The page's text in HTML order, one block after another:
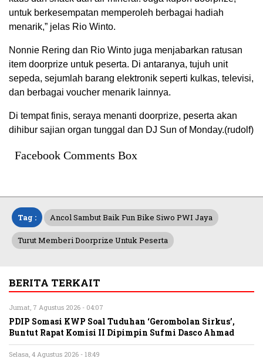
untuk berkesempatan memperoleh berbagai hadiah
menarik,” jelas Rio Winto.
Nonnie Rering dan Rio Winto juga menjabarkan ratusan
item doorprize untuk peserta. Di antaranya, tujuh unit
sepeda, sejumlah barang elektronik seperti kulkas, televisi,
dan berbagai voucher menarik lainnya.
Di tempat finis, seraya menanti doorprize, peserta akan
dihibur sajian organ tunggal dan DJ Sun of Monday.(rudolf)
Facebook Comments Box
Tag : Ancol Sambut Baik Fun Bike Siwo PWI Jaya
Turut Memberi Doorprize Untuk Peserta
BERITA TERKAIT
Jumat, 7 Agustus 2026 - 04:07
PDIP Somasi KWP Soal Tuduhan ‘Gerombolan Sirkus’,
Buntut Rapat Komisi II Dipimpin Sufmi Dasco Ahmad
Selasa, 4 Agustus 2026 - 18:49